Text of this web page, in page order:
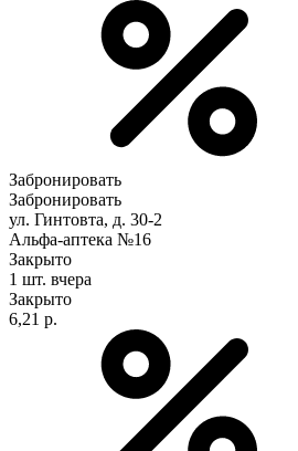
Забронировать
Забронировать
ул. Гинтовта, д. 30-2
Альфа-аптека №16
Закрыто
1 шт. вчера
Закрыто
6,21 р.